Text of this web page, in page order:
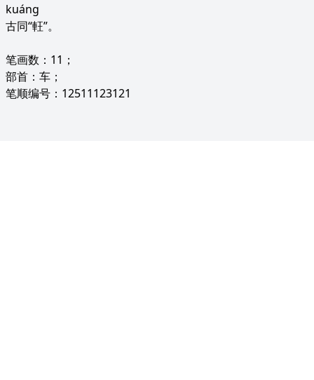
kuáng
古同“軖”。
笔画数：11；
部首：车；
笔顺编号：12511123121